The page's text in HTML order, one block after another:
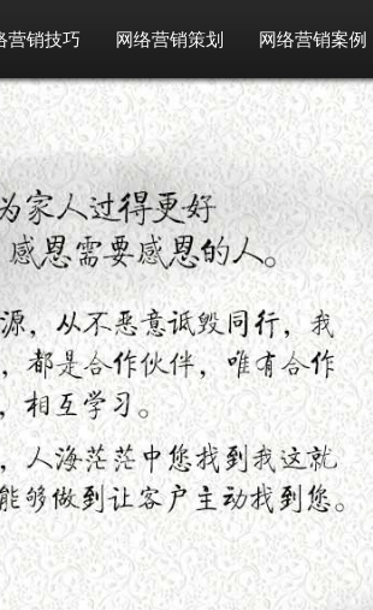
营销技巧 网络营销策划 网络营销案例